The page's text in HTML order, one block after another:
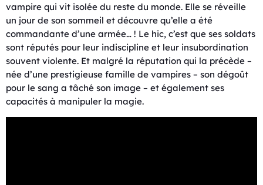
vampire qui vit isolée du reste du monde. Elle se réveille
un jour de son sommeil et découvre qu’elle a été
commandante d’une armée… ! Le hic, c’est que ses soldats
sont réputés pour leur indiscipline et leur insubordination
souvent violente. Et malgré la réputation qui la précède –
née d’une prestigieuse famille de vampires – son dégoût
pour le sang a tâché son image – et également ses
capacités à manipuler la magie.